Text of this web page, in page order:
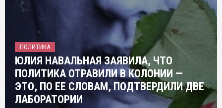
ПОЛИТИКА
ЮЛИЯ НАВАЛЬНАЯ ЗАЯВИЛА, ЧТО
ПОЛИТИКА ОТРАВИЛИ В КОЛОНИИ —
ЭТО, ПО ЕЕ СЛОВАМ, ПОДТВЕРДИЛИ ДВЕ
ЛАБОРАТОРИИ